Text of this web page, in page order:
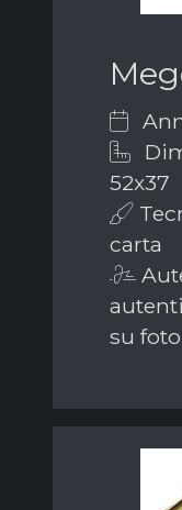
52x37
carta
su foto